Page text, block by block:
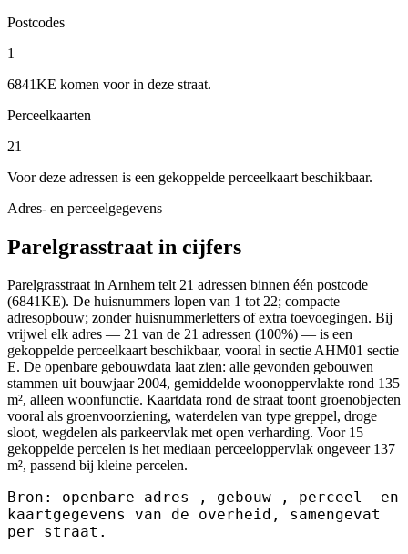
Postcodes
1
6841KE komen voor in deze straat.
Perceelkaarten
21
Voor deze adressen is een gekoppelde perceelkaart beschikbaar.
Adres- en perceelgegevens
Parelgrasstraat in cijfers
Parelgrasstraat in Arnhem telt 21 adressen binnen één postcode
(6841KE). De huisnummers lopen van 1 tot 22; compacte
adresopbouw; zonder huisnummerletters of extra toevoegingen. Bij
vrijwel elk adres — 21 van de 21 adressen (100%) — is een
gekoppelde perceelkaart beschikbaar, vooral in sectie AHM01 sectie
E. De openbare gebouwdata laat zien: alle gevonden gebouwen
stammen uit bouwjaar 2004, gemiddelde woonoppervlakte rond 135
m², alleen woonfunctie. Kaartdata rond de straat toont groenobjecten
vooral als groenvoorziening, waterdelen van type greppel, droge
sloot, wegdelen als parkeervlak met open verharding. Voor 15
gekoppelde percelen is het mediaan perceeloppervlak ongeveer 137
m², passend bij kleine percelen.
Bron: openbare adres-, gebouw-, perceel- en
kaartgegevens van de overheid, samengevat
per straat.